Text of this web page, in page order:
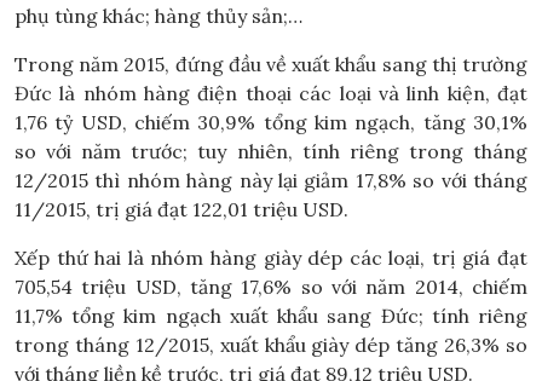
phụ tùng khác; hàng thủy sản;…
Trong năm 2015, đứng đầu về xuất khẩu sang thị trường
Đức là nhóm hàng điện thoại các loại và linh kiện, đạt
1,76 tỷ USD, chiếm 30,9% tổng kim ngạch, tăng 30,1%
so với năm trước; tuy nhiên, tính riêng trong tháng
12/2015 thì nhóm hàng này lại giảm 17,8% so với tháng
11/2015, trị giá đạt 122,01 triệu USD.
Xếp thứ hai là nhóm hàng giày dép các loại, trị giá đạt
705,54 triệu USD, tăng 17,6% so với năm 2014, chiếm
11,7% tổng kim ngạch xuất khẩu sang Đức; tính riêng
trong tháng 12/2015, xuất khẩu giày dép tăng 26,3% so
với tháng liền kề trước, trị giá đạt 89,12 triệu USD.